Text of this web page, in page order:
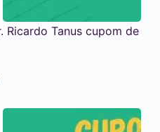
Ricardo Tanus cupom de